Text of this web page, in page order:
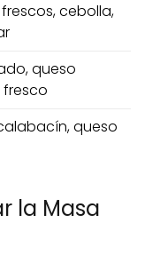
cebolla,
queso
queso
la Masa